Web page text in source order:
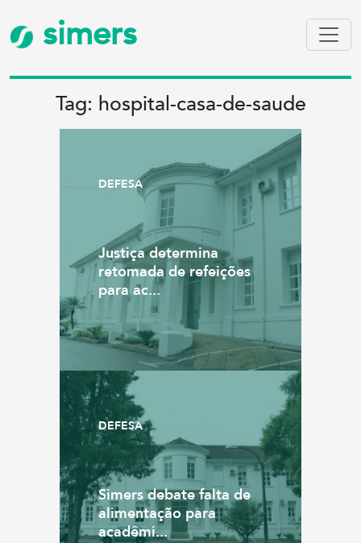
simers
Tag: hospital-casa-de-saude
DEFESA
Justiça determina
retomada de refeições
para ac...
DEFESA
Simers debate falta de
alimentação para
acadêmi...